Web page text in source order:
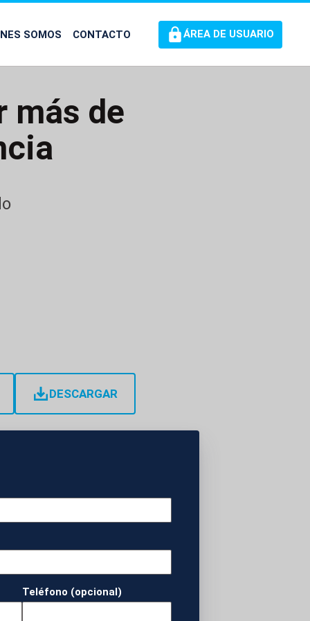
SOMOS CONTACTO ÁREA DE USUARIO
más de
DESCARGAR
Teléfono (opcional)
principal al
que se inició
desde
centenar de